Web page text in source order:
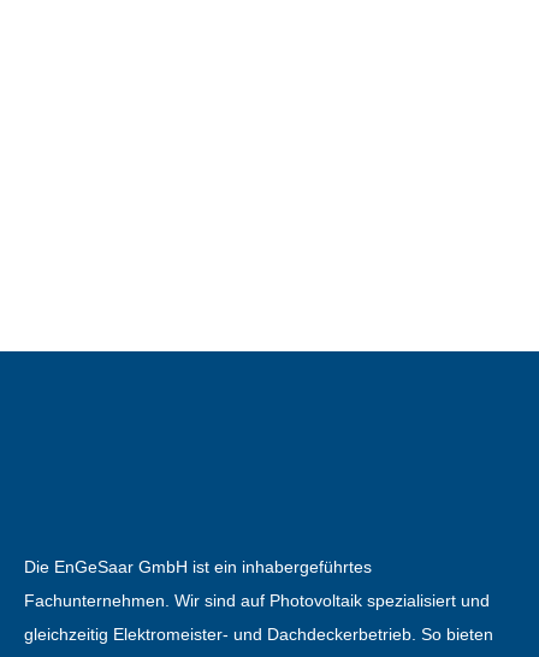
Die EnGeSaar GmbH ist ein inhabergeführtes
Fachunternehmen. Wir sind auf Photovoltaik spezialisiert und
gleichzeitig Elektromeister- und Dachdeckerbetrieb. So bieten